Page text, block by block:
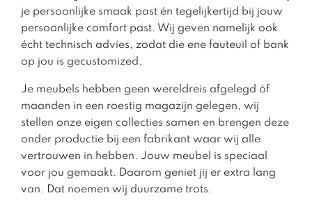
je persoonlijke smaak past én tegelijkertijd bij jouw
persoonlijke comfort past. Wij geven namelijk ook
écht technisch advies, zodat die ene fauteuil of bank
op jou is gecustomized.
Je meubels hebben geen wereldreis afgelegd óf
maanden in een roestig magazijn gelegen, wij
stellen onze eigen collecties samen en brengen deze
onder productie bij een fabrikant waar wij alle
vertrouwen in hebben. Jouw meubel is speciaal
voor jou gemaakt. Daarom geniet jij er extra lang
van. Dat noemen wij duurzame trots.